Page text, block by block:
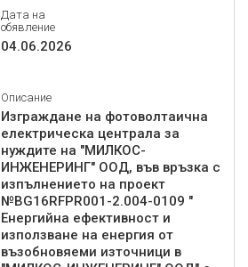
Дата на
обявление
04.06.2026
Описание
Изграждане на фотоволтаична
електрическа централа за
нуждите на "МИЛКОС-
ИНЖЕНЕРИНГ" ООД, във връзка с
изпълнението на проект
№BG16RFPR001-2.004-0109 "
Енергийна ефективност и
използване на енергия от
възобновяеми източници в